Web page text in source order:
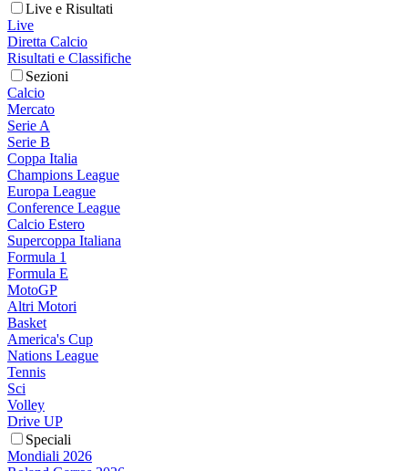
Live e Risultati
Live
Diretta Calcio
Risultati e Classifiche
Sezioni
Calcio
Mercato
Serie A
Serie B
Coppa Italia
Champions League
Europa League
Conference League
Calcio Estero
Supercoppa Italiana
Formula 1
Formula E
MotoGP
Altri Motori
Basket
America's Cup
Nations League
Tennis
Sci
Volley
Drive UP
Speciali
Mondiali 2026